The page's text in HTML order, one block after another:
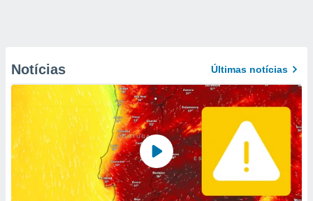
Notícias Últimas notícias